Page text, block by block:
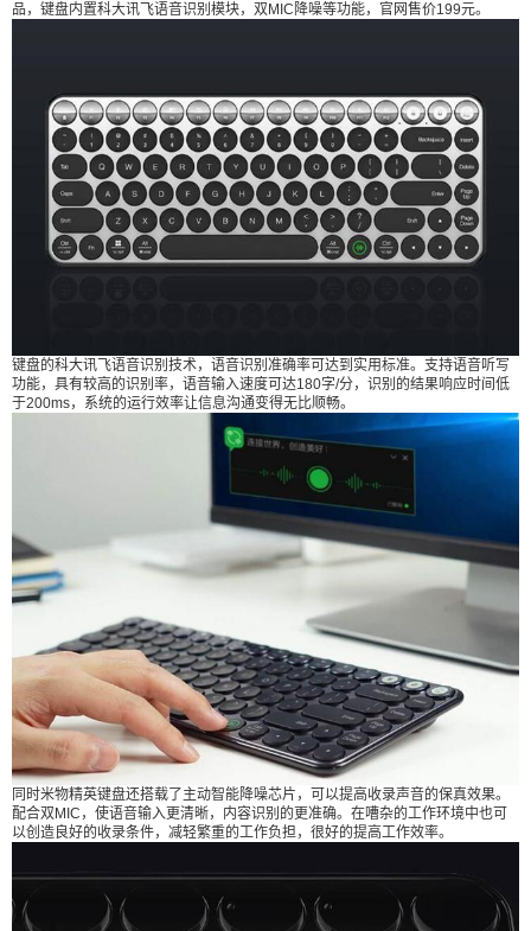
品，键盘内置科大讯飞语音识别模块，双MIC降噪等功能，官网售价199元。
键盘的科大讯飞语音识别技术，语音识别准确率可达到实用标准。支持语音听写
功能，具有较高的识别率，语音输入速度可达180字/分，识别的结果响应时间低
于200ms，系统的运行效率让信息沟通变得无比顺畅。
同时米物精英键盘还搭载了主动智能降噪芯片，可以提高收录声音的保真效果。
配合双MIC，使语音输入更清晰，内容识别的更准确。在嘈杂的工作环境中也可
以创造良好的收录条件，减轻繁重的工作负担，很好的提高工作效率。
近日，小米生态链企业米物科技在北京举行新品发
布会，发布了精英系列键盘新品，键盘内置科大讯
飞语音识别模块，双MIC降噪等功能，官网售价199
元。 键盘的科大讯飞语音识别技术，语音识别准确
率可达到实用标准。支持语音听写功能，具有较高
的识别率，语音输入速度可达180字/分，识别的结
智能降噪芯片，可以提高收录声音的保真效果。配
合双MIC，使语音输入更清晰，内容识别的更准
确。在嘈杂的工作环境中也可以创造良好的收录条
件，减轻繁重的工作负担，很好的提高工作效率。
并且米物精英键盘采用2.4GHz无线连接和蓝牙无线
双模技术，只需要轻按USB适配按键或蓝牙图标按
键，既可快速切换所连接的不同设备进行键入操
作。同时支持Windows/Mac/iOS多种操作系统，并
对Windows和macOS系统设计专用的快速切换按键.
并且米物精英键盘设计的按键形状为圆形，采用的
是电镀高光功能键，醒目且设计感十足；高亮金属
面板材质，美观坚固。并且使用剪刀脚架构设计，
使按键受力更均匀，指尖触感更舒服，打字时敲击
回馈清晰有力。整体厚度7.8mm,轻薄小巧,方便携
带。 同时8°的夹角抬起设计与桌面形成符合人体工
学设计的夹角高度，可以有效的缓解打字时手指的
疲劳，操作起来更加轻松自如。并且内置的是锂电
电可连续正常使用两周以上。type-c接口设计,可以
正反盲插，简单实用。 （来源： 数码鲜蜂 ） 0 收